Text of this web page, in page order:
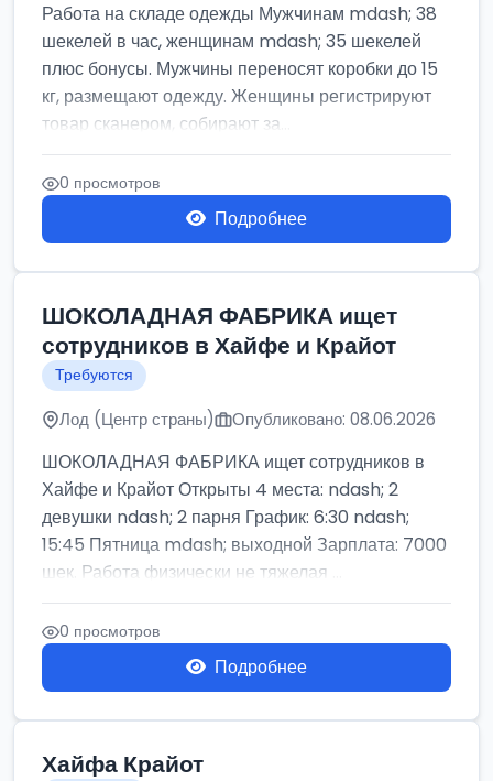
Работа на складе одежды Мужчинам mdash; 38
шекелей в час, женщинам mdash; 35 шекелей
плюс бонусы. Мужчины переносят коробки до 15
кг, размещают одежду. Женщины регистрируют
товар сканером, собирают за...
0 просмотров
Подробнее
ШОКОЛАДНАЯ ФАБРИКА ищет
сотрудников в Хайфе и Крайот
Требуются
Лод (Центр страны) Опубликовано: 08.06.2026
ШОКОЛАДНАЯ ФАБРИКА ищет сотрудников в
Хайфе и Крайот Открыты 4 места: ndash; 2
девушки ndash; 2 парня График: 6:30 ndash;
15:45 Пятница mdash; выходной Зарплата: 7000
шек. Работа физически не тяжелая ...
0 просмотров
Подробнее
Хайфа Крайот